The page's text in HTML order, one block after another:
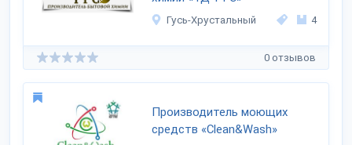
Гусь-Хрустальный 4
0 отзывов
Производитель моющих
средств «Clean&Wash»